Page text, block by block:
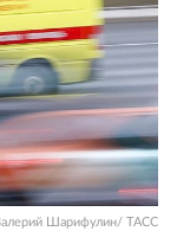
Шарифулин/ ТАСС